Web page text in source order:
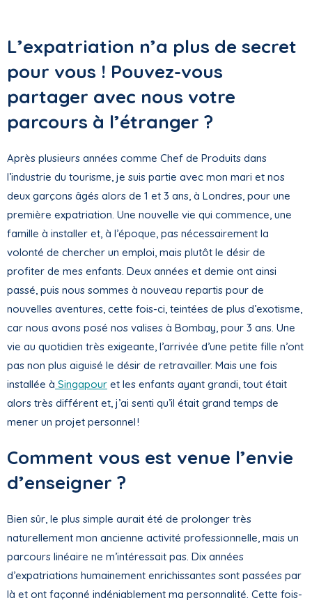
L’expatriation n’a plus de secret
pour vous ! Pouvez-vous
partager avec nous votre
parcours à l’étranger ?
Après plusieurs années comme Chef de Produits dans
l’industrie du tourisme, je suis partie avec mon mari et nos
deux garçons âgés alors de 1 et 3 ans, à Londres, pour une
première expatriation. Une nouvelle vie qui commence, une
famille à installer et, à l’époque, pas nécessairement la
volonté de chercher un emploi, mais plutôt le désir de
profiter de mes enfants. Deux années et demie ont ainsi
passé, puis nous sommes à nouveau repartis pour de
nouvelles aventures, cette fois-ci, teintées de plus d’exotisme,
car nous avons posé nos valises à Bombay, pour 3 ans. Une
vie au quotidien très exigeante, l’arrivée d’une petite fille n’ont
pas non plus aiguisé le désir de retravailler. Mais une fois
installée à Singapour et les enfants ayant grandi, tout était
alors très différent et, j’ai senti qu’il était grand temps de
mener un projet personnel !
Comment vous est venue l’envie
d’enseigner ?
Bien sûr, le plus simple aurait été de prolonger très
naturellement mon ancienne activité professionnelle, mais un
parcours linéaire ne m’intéressait pas. Dix années
d’expatriations humainement enrichissantes sont passées par
là et ont façonné indéniablement ma personnalité. Cette fois-